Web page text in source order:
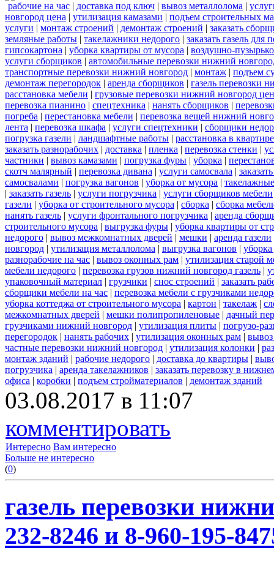
рабочие на час | доставка под ключ | вывоз металлолома |
новгород цена | утилизация камазами | подъем строительных
услуги | монтаж строений | демонтаж строений | заказать
земляные работы | такелажники недорого | заказать газель
гипсокартона | уборка квартиры от мусора | воздушно-
услуги сборщиков | автомобильные перевозки нижний
транспортные перевозки нижний новгород | монтаж | подъем
демонтаж перегородок | аренда сборщиков | газель перевозки
расстановка мебели | грузовые перевозки нижний новгород
перевозка пианино | спецтехника | нанять сборщиков |
погреба | перестановка мебели | перевозка вещей нижний
лента | перевозка шкафа | услуги спецтехники | сборщики
погрузка газели | ландшафтные работы | расстановка в квартире
заказать разнорабочих | доставка | пленка | перевозка стенки |
частники | вывоз камазами | погрузка фуры | уборка |
скотч малярный | перевозка дивана | услуги самосвала |
самосвалами | погрузка вагонов | уборка от мусора |
| заказать газель | услуги погрузчика | услуги сборщиков мебели
газели | уборка от строительного мусора | сборка | сборка
нанять газель | услуги фронтального погрузчика | аренда
строительного мусора | выгрузка фуры | уборка квартиры от
недорого | вывоз межкомнатных дверей | мешки | аренда газели
новгород | утилизация металлолома | выгрузка вагонов |
разнорабочие на час | вывоз оконных рам | утилизация старой
мебели недорого | перевозка грузов нижний новгород газель |
упаковочный материал | грузчики | снос строений | заказать
сборщики мебели на час | перевозка мебели с грузчиками
уборка коттеджа от строительного мусора | картон | такелаж |
межкомнатных дверей | мешки полипропиленовые | дачный
грузчиками нижний новгород | утилизация плиты | погрузо-
перегородок | нанять рабочих | утилизация оконных рам |
частные перевозки нижний новгород | утилизация колонки |
монтаж зданий | рабочие недорого | доставка до квартиры |
погрузчика | аренда такелажников | заказать перевозку в
офиса | коробки | подъем стройматериалов | демонтаж зданий
03.08.2017 в 11:07
комментировать
Интересно Вам интересно
Больше не интересно
(0)
газель перевозки
232-8246 и 8-960-195-